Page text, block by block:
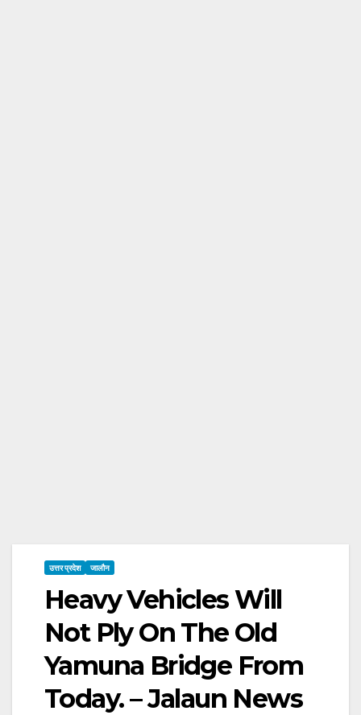
उत्तर प्रदेश जालौन
Heavy Vehicles Will
Not Ply On The Old
Yamuna Bridge From
Today. – Jalaun News